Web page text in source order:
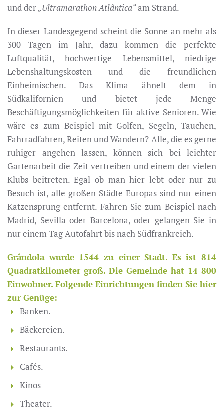
und der„Ultramarathon Atlântica“am Strand.
In dieser Landesgegend scheint die Sonne an mehr als
300 Tagen im Jahr, dazu kommen die perfekte
Luftqualität, hochwertige Lebensmittel, niedrige
Lebenshaltungskosten und die freundlichen
Einheimischen. Das Klima ähnelt dem in
Südkalifornien und bietet jede Menge
Beschäftigungsmöglichkeiten für aktive Senioren. Wie
wäre es zum Beispiel mit Golfen, Segeln, Tauchen,
Fahrradfahren, Reiten und Wandern? Alle, die es gerne
ruhiger angehen lassen, können sich bei leichter
Gartenarbeit die Zeit vertreiben und einem der vielen
Klubs beitreten. Egal ob man hier lebt oder nur zu
Besuch ist, alle großen Städte Europas sind nur einen
Katzensprung entfernt. Fahren Sie zum Beispiel nach
Madrid, Sevilla oder Barcelona, oder gelangen Sie in
nur einem Tag Autofahrt bis nach Südfrankreich.
Grândola wurde 1544 zu einer Stadt. Es ist 814
Quadratkilometer groß. Die Gemeinde hat 14 800
Einwohner. Folgende Einrichtungen finden Sie hier
zur Genüge:
Banken.
Bäckereien.
Restaurants.
Cafés.
Kinos
Theater.